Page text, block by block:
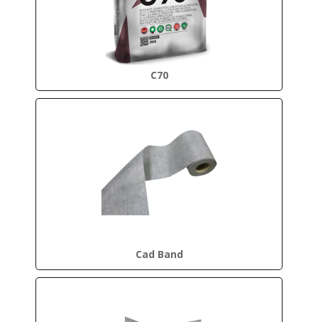
C70
Cad Band